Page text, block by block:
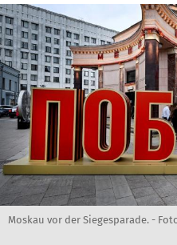
Moskau vor der Siegesparade. -